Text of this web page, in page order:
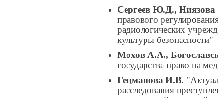
Сергеев Ю.Д.,
правового
радиологических
культуры безопасности"
Мохов А.А.,
государства право на
Гецманова И.В.
расследования